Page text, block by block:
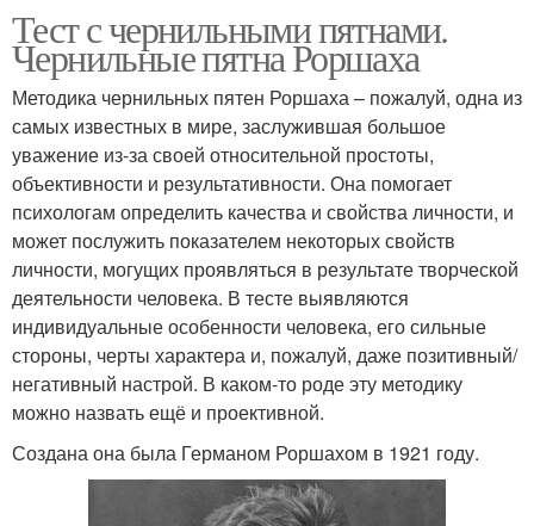
Тест с чернильными пятнами.
Чернильные пятна Роршаха
Методика чернильных пятен Роршаха – пожалуй, одна из
самых известных в мире, заслужившая большое
уважение из-за своей относительной простоты,
объективности и результативности. Она помогает
психологам определить качества и свойства личности, и
может послужить показателем некоторых свойств
личности, могущих проявляться в результате творческой
деятельности человека. В тесте выявляются
индивидуальные особенности человека, его сильные
стороны, черты характера и, пожалуй, даже позитивный/
негативный настрой. В каком-то роде эту методику
можно назвать ещё и проективной.
Создана она была Германом Роршахом в 1921 году.